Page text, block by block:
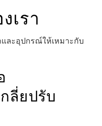
เรา
และอุปกรณ์ให้เหมาะกับ
ลี่ยปรับ